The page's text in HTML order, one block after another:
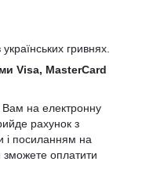
гривнях.
Visa, MasterCard
Вам на електронну
рахунок з
і посиланням на
зможете оплатити